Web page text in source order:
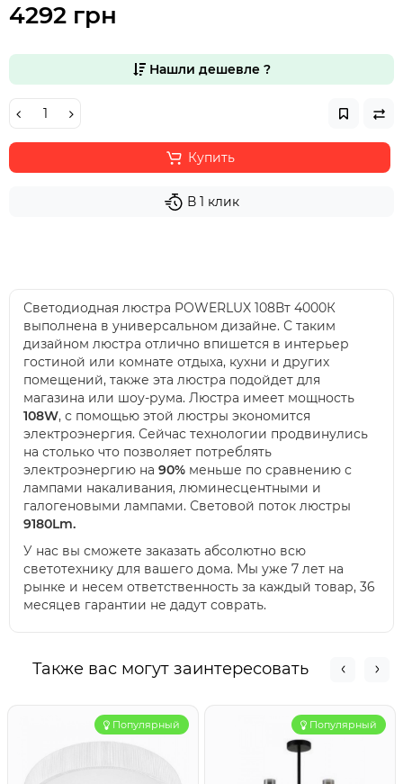
4292 грн
Нашли дешевле ?
Купить
В 1 клик
Светодиодная люстра POWERLUX 108Вт 4000К
выполнена в универсальном дизайне. С таким
дизайном люстра отлично впишется в интерьер
гостиной или комнате отдыха, кухни и других
помещений, также эта люстра подойдет для
магазина или шоу-рума. Люстра имеет мощность
108W, с помощью этой люстры экономится
электроэнергия. Сейчас технологии продвинулись
на столько что позволяет потреблять
электроэнергию на 90% меньше по сравнению с
лампами накаливания, люминесцентными и
галогеновыми лампами. Световой поток люстры
9180Lm.
У нас вы сможете заказать абсолютно всю
светотехнику для вашего дома. Мы уже 7 лет на
рынке и несем ответственность за каждый товар, 36
месяцев гарантии не дадут соврать.
Также вас могут заинтересовать
Популярный Популярный